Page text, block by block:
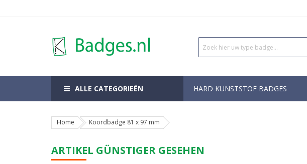
ALLE CATEGORIEËN HARD KUNSTSTOF BADGES
Home Koordbadge 81 x 97 mm
ARTIKEL GÜNSTIGER GESEHEN